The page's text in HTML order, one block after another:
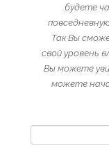
будете
Так Вы
свой уровень
Вы можете
можете